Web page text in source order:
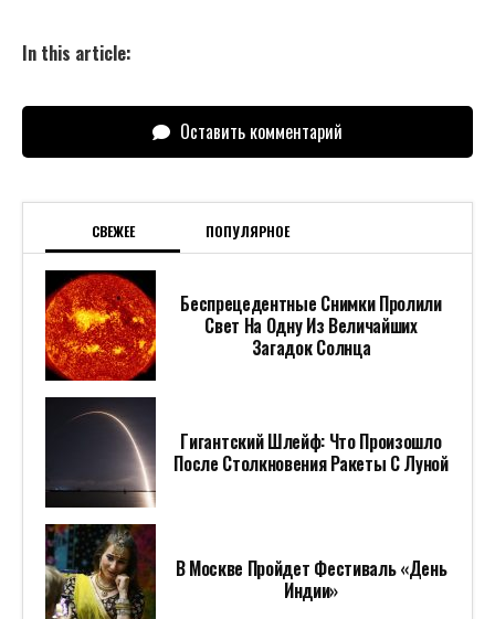
In this article:
Оставить комментарий
СВЕЖЕЕ ПОПУЛЯРНОЕ
Беспрецедентные Снимки Пролили
Свет На Одну Из Величайших
Загадок Солнца
Гигантский Шлейф: Что Произошло
После Столкновения Ракеты С Луной
В Москве Пройдет Фестиваль «День
Индии»